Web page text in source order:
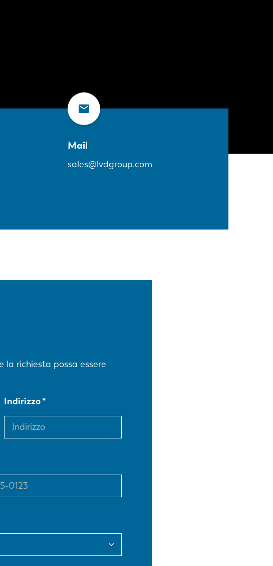
Mail
sales@lvdgroup.com
richiesta possa essere
Indirizzo